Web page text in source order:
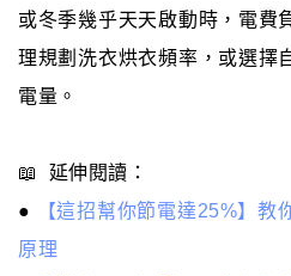
或冬季幾乎天天啟動時，電費
理規劃洗衣烘衣頻率，或選擇
電量。
📖 延伸閱讀：
●
【這招幫你節電達25%】教
原理